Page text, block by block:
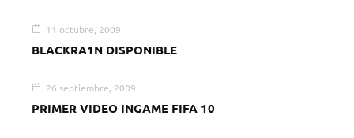
11 octubre, 2009
BLACKRA1N DISPONIBLE
26 septiembre, 2009
PRIMER VIDEO INGAME FIFA 10